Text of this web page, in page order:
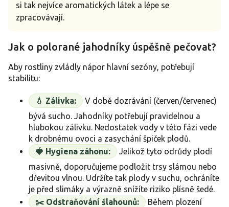
si tak nejvíce aromatických látek a lépe se
zpracovávají.
Jak o polorané jahodníky úspěšně pečovat?
Aby rostliny zvládly nápor hlavní sezóny, potřebují
stabilitu:
💧 Zálivka:
V době dozrávání (červen/červenec)
bývá sucho. Jahodníky potřebují pravidelnou a
hlubokou zálivku. Nedostatek vody v této fázi vede
k drobnému ovoci a zasychání špiček plodů.
🍓 Hygiena záhonu:
Jelikož tyto odrůdy plodí
masivně, doporučujeme podložit trsy slámou nebo
dřevitou vlnou. Udržíte tak plody v suchu, ochráníte
je před slimáky a výrazně snížíte riziko plísně šedé.
✂️ Odstraňování šlahounů:
Během plození